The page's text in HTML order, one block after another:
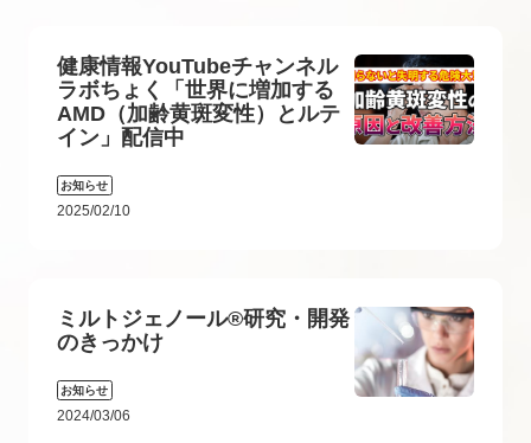
健康情報YouTubeチャンネル
ラボちょく「世界に増加する
AMD（加齢黄斑変性）とルテ
イン」配信中
お知らせ
2025/02/10
ミルトジェノール®研究・開発
のきっかけ
お知らせ
2024/03/06